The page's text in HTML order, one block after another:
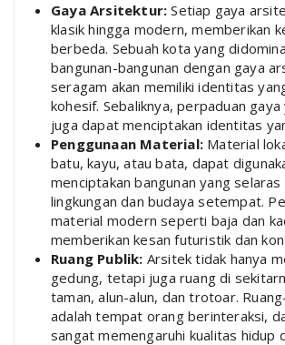
Gaya Arsitektur: Setiap gaya
klasik hingga modern, memberikan
berbeda. Sebuah kota yang
bangunan-bangunan dengan gaya
seragam akan memiliki identitas
kohesif. Sebaliknya, perpaduan
juga dapat menciptakan identitas
Penggunaan Material: Material
batu, kayu, atau bata, dapat
menciptakan bangunan yang selaras
lingkungan dan budaya setempat.
material modern seperti baja dan
memberikan kesan futuristik dan
Ruang Publik: Arsitek tidak hanya
gedung, tetapi juga ruang di
taman, alun-alun, dan trotoar.
adalah tempat orang berinteraksi,
sangat memengaruhi kualitas hidup